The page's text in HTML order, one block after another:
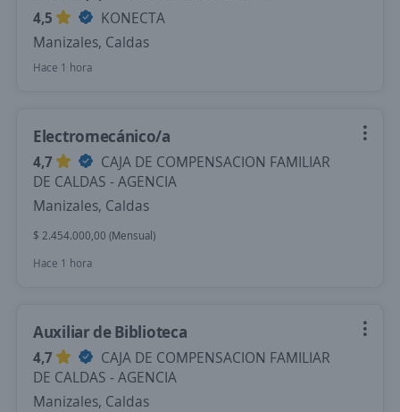
4,5
KONECTA
Manizales, Caldas
Hace 1 hora
Electromecánico/a
4,7
CAJA DE COMPENSACION FAMILIAR
DE CALDAS - AGENCIA
Manizales, Caldas
$ 2.454.000,00 (Mensual)
Hace 1 hora
Auxiliar de Biblioteca
4,7
CAJA DE COMPENSACION FAMILIAR
DE CALDAS - AGENCIA
Manizales, Caldas